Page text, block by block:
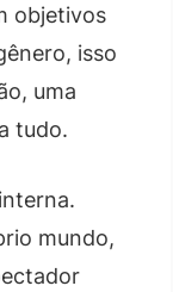
objetivos
isso
uma
tudo.
mundo,